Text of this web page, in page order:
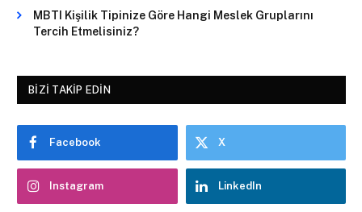
MBTI Kişilik Tipinize Göre Hangi Meslek Gruplarını
Tercih Etmelisiniz?
BIZI TAKIP EDIN
Facebook X
Instagram LinkedIn